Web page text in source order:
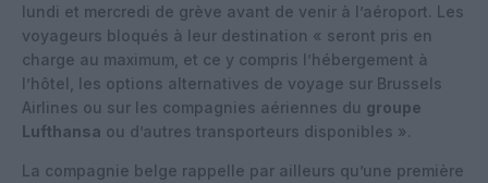
lundi et mercredi de grève avant de venir à l’aéroport. Les
voyageurs bloqués à leur destination « seront pris en
charge au maximum, et ce y compris l’hébergement à
l’hôtel, les options alternatives de voyage sur Brussels
Airlines ou sur les compagnies aériennes du groupe
Lufthansa ou d’autres transporteurs disponibles ».
La compagnie belge rappelle par ailleurs qu’une première